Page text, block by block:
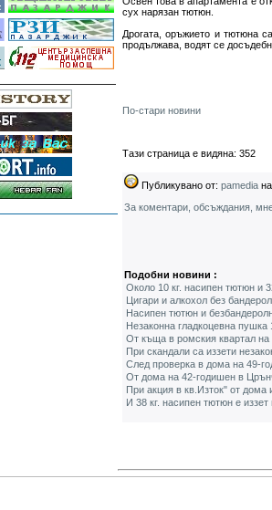
сух нарязан тютюн.
Дрогата, оръжието и тютюна
продължава, водят се
По-стари новини
Тази страница е видяна: 352
Публикувано от: pamedia
За коментари, обсъждания,
Подобни новини :
Около 10 кг. насипен тютюн и
Цигари и алкохол без
Насипен тютюн и
Незаконна гладкоцевна пушка
От къща в ромския квартал на
При скандали са иззети
След проверка в дома на 49-
От дома на 42-годишен в
При акция в кв.Изток" от дома
И 38 кг. насипен тютюн е